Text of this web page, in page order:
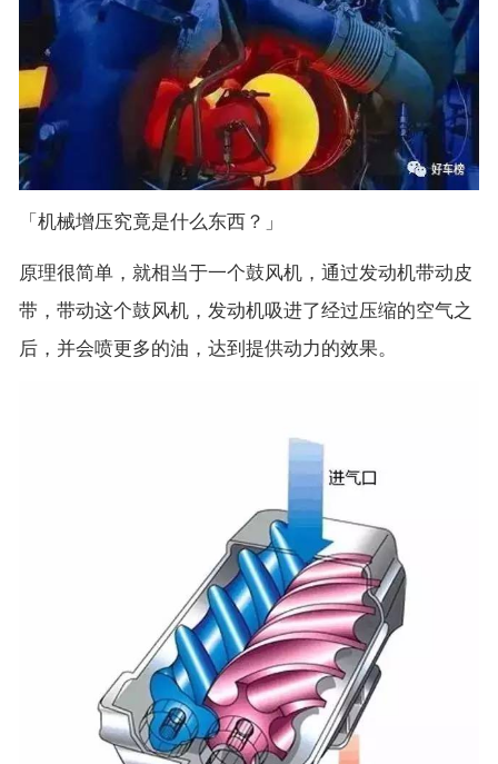
「机械增压究竟是什么东西？」
原理很简单，就相当于一个鼓风机，通过发动机带动皮
带，带动这个鼓风机，发动机吸进了经过压缩的空气之
后，并会喷更多的油，达到提供动力的效果。